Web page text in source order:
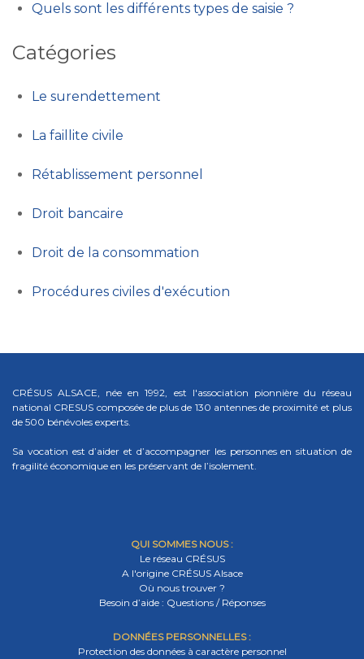
Quels sont les différents types de saisie ?
Catégories
Le surendettement
La faillite civile
Rétablissement personnel
Droit bancaire
Droit de la consommation
Procédures civiles d'exécution
CRÉSUS ALSACE, née en 1992, est l'association pionnière du réseau
national CRESUS composée de plus de 130 antennes de proximité et plus
de 500 bénévoles experts.
Sa vocation est d’aider et d’accompagner les personnes en situation de
fragilité économique en les préservant de l’isolement.
QUI SOMMES NOUS :
Le réseau CRÉSUS
A l'origine CRÉSUS Alsace
Où nous trouver ?
Besoin d’aide : Questions / Réponses
DONNÉES PERSONNELLES :
Protection des données à caractère personnel